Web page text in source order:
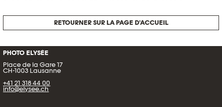
RETOURNER SUR LA PAGE D'ACCUEIL
PHOTO ELYSÉE
Place de la Gare 17
CH-1003 Lausanne
+41 21 318 44 00
info@elysee.ch